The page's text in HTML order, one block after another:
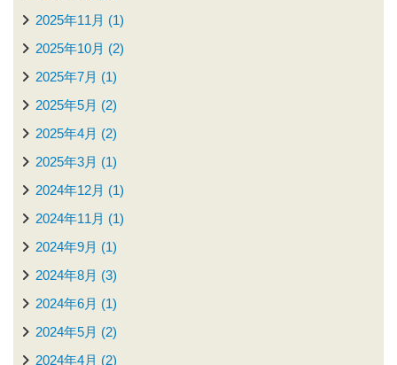
2025年11月 (1)
2025年10月 (2)
2025年7月 (1)
2025年5月 (2)
2025年4月 (2)
2025年3月 (1)
2024年12月 (1)
2024年11月 (1)
2024年9月 (1)
2024年8月 (3)
2024年6月 (1)
2024年5月 (2)
2024年4月 (2)